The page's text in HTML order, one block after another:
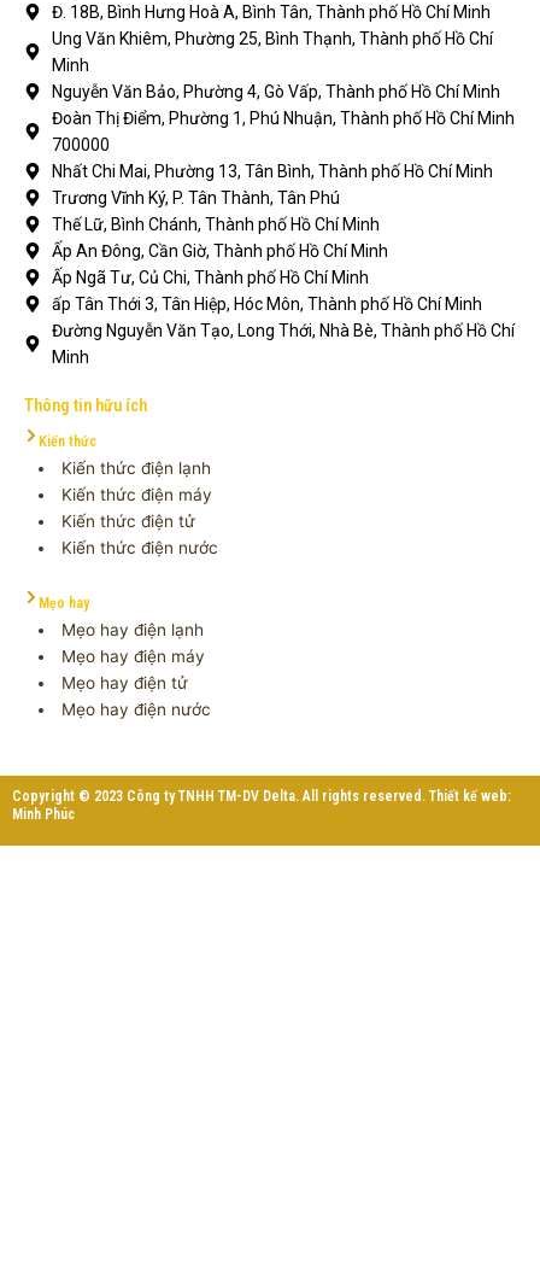
Đ. 18B, Bình Hưng Hoà A, Bình Tân, Thành phố Hồ Chí Minh
Ung Văn Khiêm, Phường 25, Bình Thạnh, Thành phố Hồ Chí
Minh
Nguyễn Văn Bảo, Phường 4, Gò Vấp, Thành phố Hồ Chí Minh
Đoàn Thị Điểm, Phường 1, Phú Nhuận, Thành phố Hồ Chí Minh
700000
Nhất Chi Mai, Phường 13, Tân Bình, Thành phố Hồ Chí Minh
Trương Vĩnh Ký, P. Tân Thành, Tân Phú
Thế Lữ, Bình Chánh, Thành phố Hồ Chí Minh
Ấp An Đông, Cần Giờ, Thành phố Hồ Chí Minh
Ấp Ngã Tư, Củ Chi, Thành phố Hồ Chí Minh
ấp Tân Thới 3, Tân Hiệp, Hóc Môn, Thành phố Hồ Chí Minh
Đường Nguyễn Văn Tạo, Long Thới, Nhà Bè, Thành phố Hồ Chí
Minh
Thông tin hữu ích
Kiến thức
Kiến thức điện lạnh
Kiến thức điện máy
Kiến thức điện tử
Kiến thức điện nước
Mẹo hay
Mẹo hay điện lạnh
Mẹo hay điện máy
Mẹo hay điện tử
Mẹo hay điện nước
Copyright © 2023 Công ty TNHH TM-DV Delta. All rights reserved. Thiết kế web:
Minh Phúc